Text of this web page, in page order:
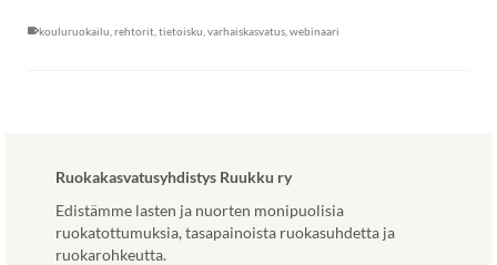
s
v
u
s
kouluruokailu rehtorit tietoisku varhaiskasvatus webinaari
Ruokakasvatusyhdistys Ruukku ry
Edistämme lasten ja nuorten monipuolisia
ruokatottumuksia, tasapainoista ruokasuhdetta ja
ruokarohkeutta.